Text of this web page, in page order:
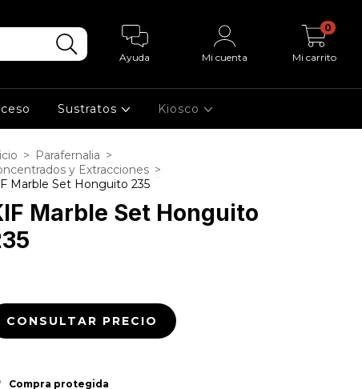
Ayuda Mi cuenta Mi carrito
0
Sustratos Kiosco
> Parafernalia >
y Extracciones >
Marble Set Honguito 235
Marble Set Honguito
Compra protegida